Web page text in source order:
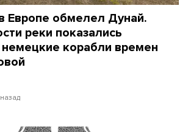
Европе обмелел Дунай.
реки показались
корабли времен